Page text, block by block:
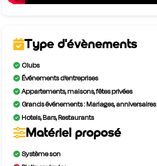
Type d'évènements
Clubs
Événements d’entreprises
Appartements, maisons, fêtes privées
Grands événements : Mariages, anniversaires
Hotels, Bars, Restaurants
Matériel proposé
Système son